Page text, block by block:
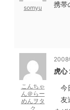
somyu
携帯
こんちゃ
ん＠らー
めんヲタ
ク
2008
虎心
今
友